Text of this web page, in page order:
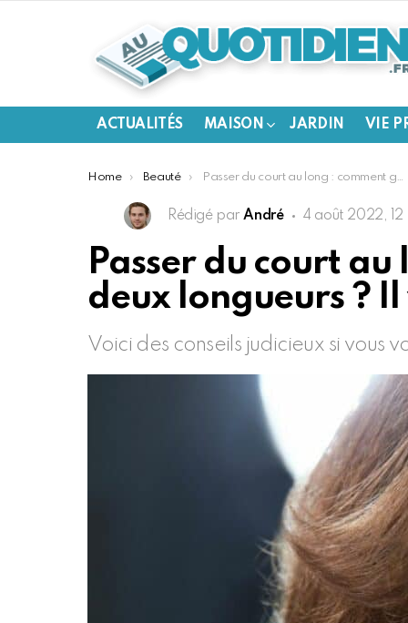
ACTUALITÉS MAISON JARDIN VIE
You are here:
Home Beauté Passer du court au long : comment gérer les coupes entre les deux longueurs ? Il y a des étapes délicates !
Rédigé par André 4 août 2022, 12
Passer du court au
deux longueurs ?
Voici des conseils judicieux si